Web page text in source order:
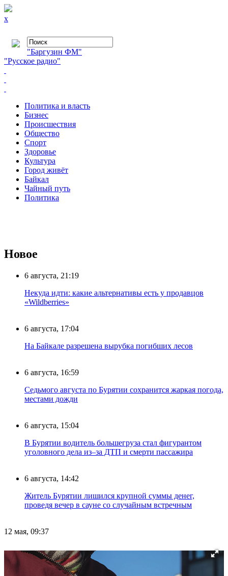
x
"Баргузин ФМ"
"Русское радио"
Политика и власть
Бизнес
Происшествия
Общество
Cпорт
Здоровье
Культура
Город живёт
Байкал
Чайный путь
Политика
Новое
6 августа, 21:19
Некуда идти: какие альтернативы есть у продавцов
«Wildberries»
6 августа, 17:04
На Байкале разрешена вырубка погибших лесов
6 августа, 16:59
Седьмого августа по Бурятии сохранится жаркая погода,
местами дожди
6 августа, 15:04
В Бурятии водитель большегруза стал фигурантом
уголовного дела из–за ДТП и смерти пассажира
6 августа, 14:42
Житель Бурятии лишился крупной суммы денег,
проведя вечер в сауне со случайным встречным
12 мая, 09:37